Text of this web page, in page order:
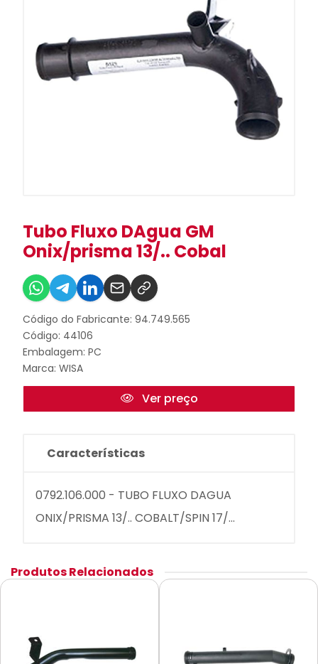
Tubo Fluxo DAgua GM
Onix/prisma 13/.. Cobal
Código do Fabricante: 94.749.565
Código: 44106
Embalagem: PC
Marca: WISA
Ver preço
Características
0792.106.000 - TUBO FLUXO DAGUA
ONIX/PRISMA 13/.. COBALT/SPIN 17/...
Produtos Relacionados